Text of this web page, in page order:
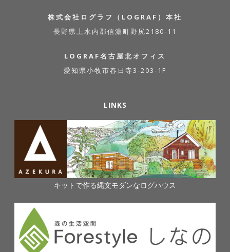
株式会社ログラフ（LOGRAF）本社
長野県上水内郡信濃町野尻2180-11
LOGRAF名古屋北オフィス
愛知県小牧市春日寺3-203-1F
LINKS
キットで作る縄文モダンなログハウス